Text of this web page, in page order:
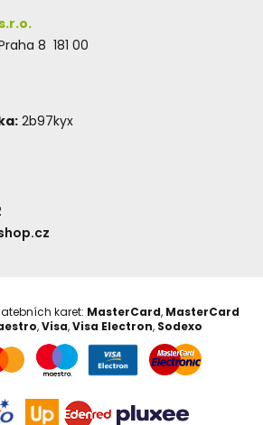
8 181 00
2b97kyx
karet: MasterCard, MasterCard
,Visa,Visa Electron, Sodexo